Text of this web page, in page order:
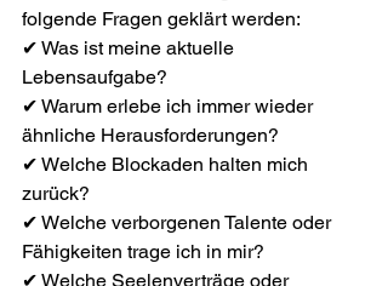
folgende Fragen geklärt werden:
✔ Was ist meine aktuelle
Lebensaufgabe?
✔ Warum erlebe ich immer wieder
ähnliche Herausforderungen?
✔ Welche Blockaden halten mich
zurück?
✔ Welche verborgenen Talente oder
Fähigkeiten trage ich in mir?
✔ Welche Seelenverträge oder